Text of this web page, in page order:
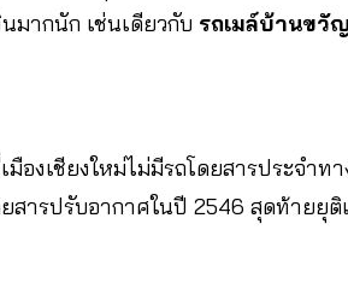
มากนัก เช่นเดียวกับ รถเมล์บ้านขวัญ
องเชียงใหม่ไม่มีรถโดยสารประจำ
สารปรับอากาศในปี 2546 สุดท้ายยุติ